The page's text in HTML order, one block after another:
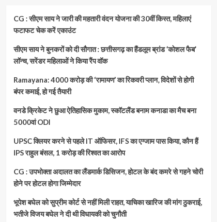
CG : सीएम साय ने जारी की महतारी वंदन योजना की 30वीं किस्त, महिलाएं
फटाफट चेक करें एकाउंट
सीएम साय ने बुनकरों को दी सौगात : छत्तीसगढ़ का हैंडलूम ब्रांड ‘कोशल फैब’
लॉन्च, सरेंडर महिलाओं ने किया रैंप वॉक
Ramayana: 4000 करोड़ की ‘रामायण’ का रिकवरी प्लान, विदेशों से होगी
बंपर कमाई, हो गई तैयारी
वनडे क्रिकेट ने छुआ ऐतिहासिक मुकाम, स्कॉटलैंड बनाम कनाडा का मैच बना
5000वां ODI
UPSC क्लियर करने से पहले IT ऑफिसर, IFS का एग्जाम पास किया, कौन हैं
IPS राहुल बंसल, 1 करोड़ की रिश्वत का आरोप
CG : उपभोक्ता अदालत का लैंडमार्क डिसिजन, होटल के बंद कमरे से गहने चोरी
होने पर होटल होगा जिम्मेदार
भूपेश बघेल को सुप्रीम कोर्ट से नहीं मिली राहत, याचिका खारिज की मांग ठुकराई,
भतीजे विजय बघेल ने दी थी विधायकी को चुनौती